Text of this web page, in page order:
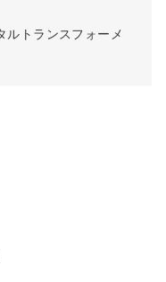
ルトランスフォーメ